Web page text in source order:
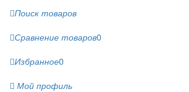
Поиск товаров
Сравнение товаров0
Избранное0
Мой профиль